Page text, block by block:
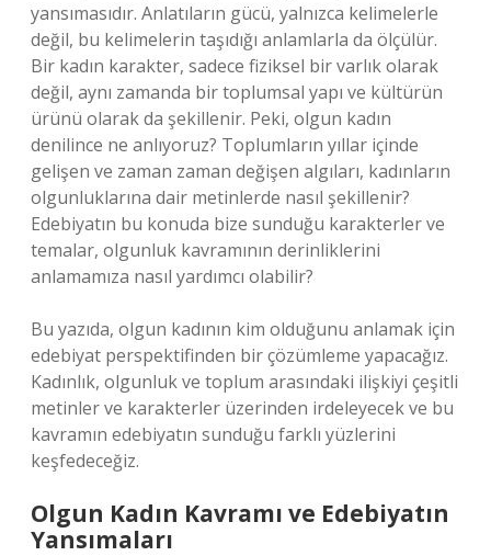
yansımasıdır. Anlatıların gücü, yalnızca kelimelerle
değil, bu kelimelerin taşıdığı anlamlarla da ölçülür.
Bir kadın karakter, sadece fiziksel bir varlık olarak
değil, aynı zamanda bir toplumsal yapı ve kültürün
ürünü olarak da şekillenir. Peki, olgun kadın
denilince ne anlıyoruz? Toplumların yıllar içinde
gelişen ve zaman zaman değişen algıları, kadınların
olgunluklarına dair metinlerde nasıl şekillenir?
Edebiyatın bu konuda bize sunduğu karakterler ve
temalar, olgunluk kavramının derinliklerini
anlamamıza nasıl yardımcı olabilir?
Bu yazıda, olgun kadının kim olduğunu anlamak için
edebiyat perspektifinden bir çözümleme yapacağız.
Kadınlık, olgunluk ve toplum arasındaki ilişkiyi çeşitli
metinler ve karakterler üzerinden irdeleyecek ve bu
kavramın edebiyatın sunduğu farklı yüzlerini
keşfedeceğiz.
Olgun Kadın Kavramı ve Edebiyatın
Yansımaları